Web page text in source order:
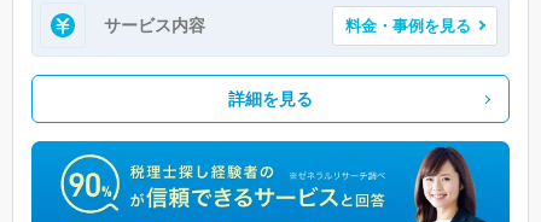
サービス内容 料金・事例を見る
詳細を見る